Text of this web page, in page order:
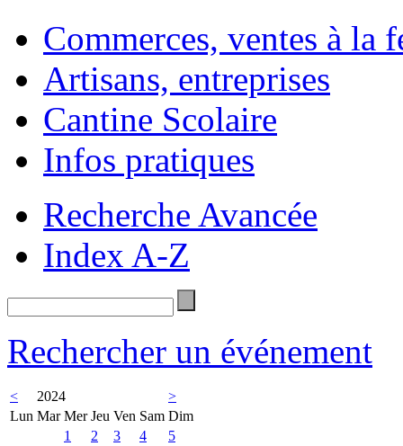
Commerces, ventes à la
Artisans, entreprises
Cantine Scolaire
Infos pratiques
Recherche Avancée
Index A-Z
Rechercher un événement
< 2024
>
Lun Mar Mer Jeu Ven Sam Dim
1
2 3 4
5